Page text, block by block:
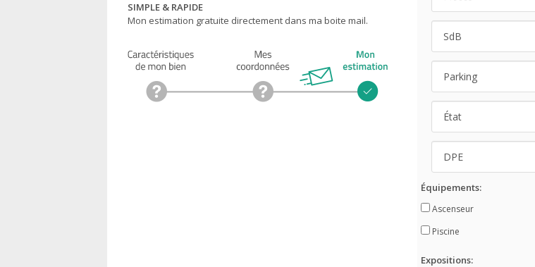
SIMPLE & RAPIDE
Mon estimation gratuite directement dans ma boite mail.
Équipements:
Ascenseur
Piscine
Expositions: